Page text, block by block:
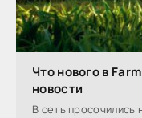
Что нового в
новости
В сеть просочились